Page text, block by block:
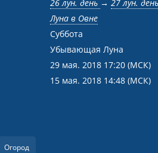
26 лун. день → 27 лун. день
Луна в Овне
Суббота
Убывающая Луна
29 мая. 2018 17:20 (МСК)
15 мая. 2018 14:48 (МСК)
Огород